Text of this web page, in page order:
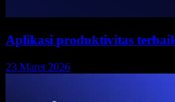
Aplikasi produktivitas
23 Maret 2026